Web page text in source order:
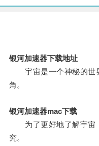
银河加速器下载地址
宇宙是一个神秘的世
角。
银河加速器mac下载
为了更好地了解宇宙
究。